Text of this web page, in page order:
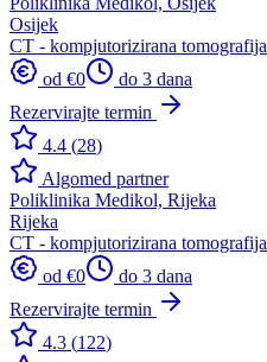
Osijek
CT - kompjutorizirana tomografija
od €0
do 3 dana
Rezervirajte termin
4.4 (28)
Algomed partner
Poliklinika Medikol, Rijeka
Rijeka
CT - kompjutorizirana tomografija
od €0
do 3 dana
Rezervirajte termin
4.3 (122)